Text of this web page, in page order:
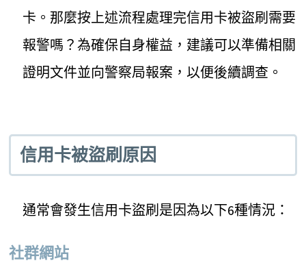
卡。那麼按上述流程處理完信用卡被盜刷需要
報警嗎？為確保自身權益，建議可以準備相關
證明文件並向警察局報案，以便後續調查。
信用卡被盜刷原因
通常會發生信用卡盜刷是因為以下6種情況：
社群網站